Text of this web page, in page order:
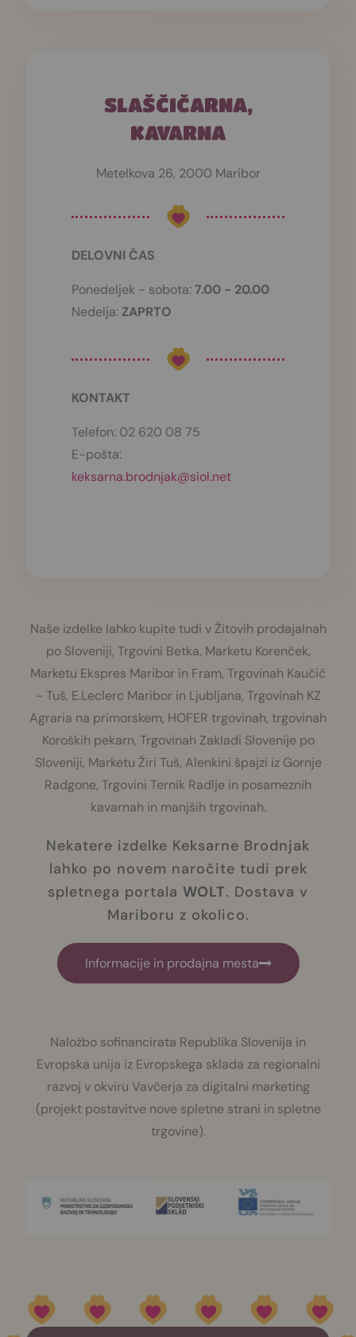
Nekatere izdelke Keksarne Brodnjak
lahko po novem naročite tudi prek
spletnega portala WOLT. Dostava v
Mariboru z okolico.
Naše izdelke lahko kupite tudi v Žitovih prodajalnah
po Sloveniji, Trgovini Betka, Marketu Korenček,
Marketu Ekspres Maribor in Fram, Trgovinah Kaučič
- Tuš, E.Leclerc Maribor in Ljubljana, Trgovinah KZ
Agraria na primorskem, HOFER trgovinah, trgovinah
Koroških pekarn, Trgovinah Zakladi Slovenije po
Sloveniji, Marketu Žiri Tuš, Alenkini špajzi iz Gornje
Radgone, Trgovini Ternik Radlje in posameznih
kavarnah in manjših trgovinah.
SLAŠČIČARNA,
KAVARNA
Metelkova 26, 2000 Maribor
DELOVNI ČAS
Ponedeljek - sobota:7.00 - 20.00
Nedelja: ZAPRTO
KONTAKT
Telefon: 02 620 08 75
E-pošta:
keksarna.brodnjak@siol.net
Informacije in prodajna mesta
Naložbo sofinancirata Republika Slovenija in
Evropska unija iz Evropskega sklada za regionalni
razvoj v okviru Vavčerja za digitalni marketing
(projekt postavitve nove spletne strani in spletne
trgovine).